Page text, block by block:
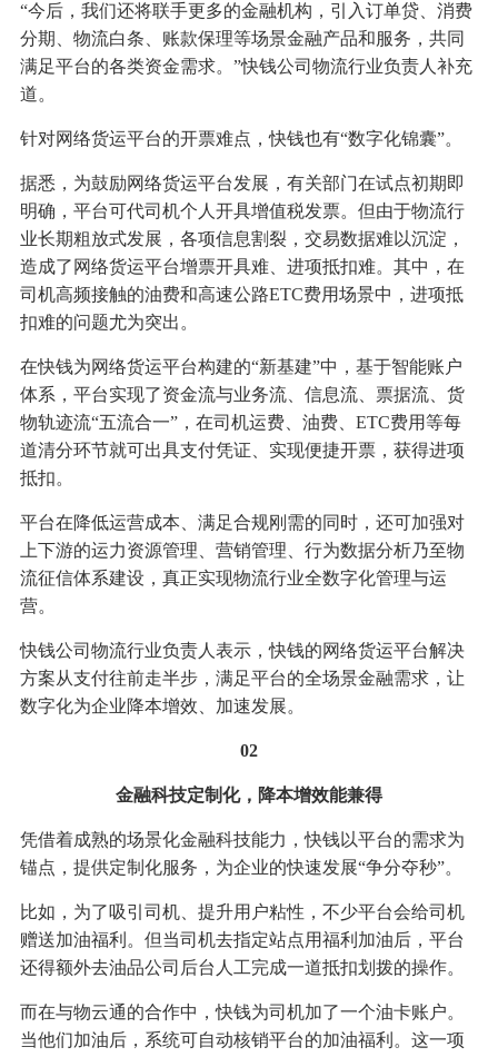
“今后，我们还将联手更多的金融机构，引入订单贷、消费
分期、物流白条、账款保理等场景金融产品和服务，共同
满足平台的各类资金需求。”快钱公司物流行业负责人补充
道。
针对网络货运平台的开票难点，快钱也有“数字化锦囊”。
据悉，为鼓励网络货运平台发展，有关部门在试点初期即
明确，平台可代司机个人开具增值税发票。但由于物流行
业长期粗放式发展，各项信息割裂，交易数据难以沉淀，
造成了网络货运平台增票开具难、进项抵扣难。其中，在
司机高频接触的油费和高速公路ETC费用场景中，进项抵
扣难的问题尤为突出。
在快钱为网络货运平台构建的“新基建”中，基于智能账户
体系，平台实现了资金流与业务流、信息流、票据流、货
物轨迹流“五流合一”，在司机运费、油费、ETC费用等每
道清分环节就可出具支付凭证、实现便捷开票，获得进项
抵扣。
平台在降低运营成本、满足合规刚需的同时，还可加强对
上下游的运力资源管理、营销管理、行为数据分析乃至物
流征信体系建设，真正实现物流行业全数字化管理与运
营。
快钱公司物流行业负责人表示，快钱的网络货运平台解决
方案从支付往前走半步，满足平台的全场景金融需求，让
数字化为企业降本增效、加速发展。
02
金融科技定制化，降本增效能兼得
凭借着成熟的场景化金融科技能力，快钱以平台的需求为
锚点，提供定制化服务，为企业的快速发展“争分夺秒”。
比如，为了吸引司机、提升用户粘性，不少平台会给司机
赠送加油福利。但当司机去指定站点用福利加油后，平台
还得额外去油品公司后台人工完成一道抵扣划拨的操作。
而在与物云通的合作中，快钱为司机加了一个油卡账户。
当他们加油后，系统可自动核销平台的加油福利。这一项